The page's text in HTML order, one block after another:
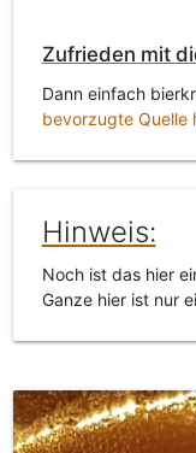
Zufrieden mit
Dann einfach
bevorzugte Quelle
Hinweis:
Noch ist das hier
Ganze hier ist nur